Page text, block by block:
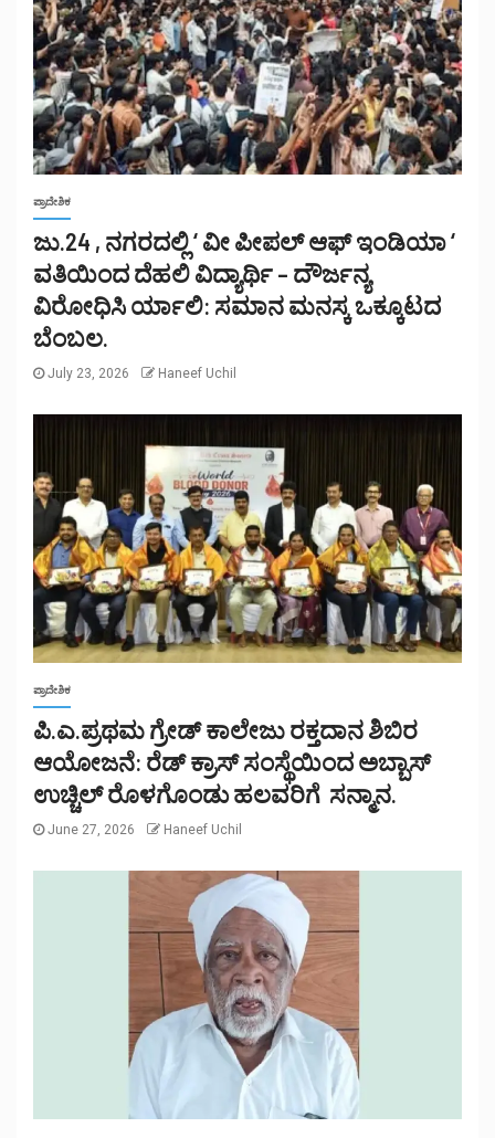
ಪ್ರಾದೇಶಿಕ
ಜು.24 , ನಗರದಲ್ಲಿ ‘ ವೀ ಪೀಪಲ್ ಆಫ್ ಇಂಡಿಯಾ ‘
ವತಿಯಿಂದ ದೆಹಲಿ ವಿದ್ಯಾರ್ಥಿ – ದೌರ್ಜನ್ಯ
ವಿರೋಧಿಸಿ ರ್ಯಾಲಿ: ಸಮಾನ ಮನಸ್ಕ ಒಕ್ಕೂಟದ
ಬೆಂಬಲ.
July 23, 2026 Haneef Uchil
ಪ್ರಾದೇಶಿಕ
ಪಿ.ಎ.ಪ್ರಥಮ ಗ್ರೇಡ್ ಕಾಲೇಜು ರಕ್ತದಾನ ಶಿಬಿರ
ಆಯೋಜನೆ: ರೆಡ್ ಕ್ರಾಸ್ ಸಂಸ್ಥೆಯಿಂದ ಅಬ್ಬಾಸ್
ಉಚ್ಚಿಲ್ ರೊಳಗೊಂಡು ಹಲವರಿಗೆ ಸನ್ಮಾನ.
June 27, 2026 Haneef Uchil